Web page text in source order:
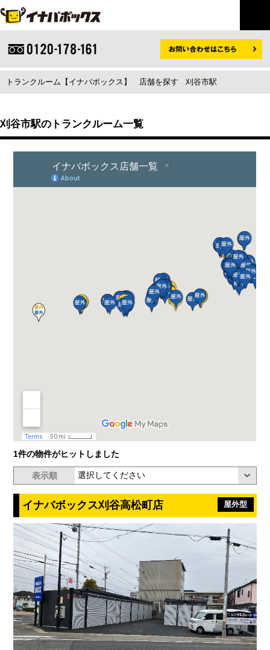
トランクルーム【イナバボックス】 店舗を探す 刈谷市駅
刈谷市駅のトランクルーム一覧
1件の物件がヒットしました
表示順
イナバボックス刈谷高松町店 屋外型